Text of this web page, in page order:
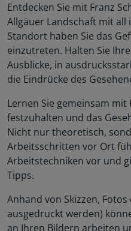
Entdecken Sie mit Franz
Allgäuer Landschaft mit all
Standort haben Sie das
einzutreten. Halten Sie
Ausblicke, in
die Eindrücke des
Lernen Sie gemeinsam mit
festzuhalten und das
Nicht nur theoretisch,
Arbeitsschritten vor Ort
Arbeitstechniken vor und
Tipps.
Anhand von Skizzen,
ausgedruckt werden)
an Ihren Bildern arbeiten